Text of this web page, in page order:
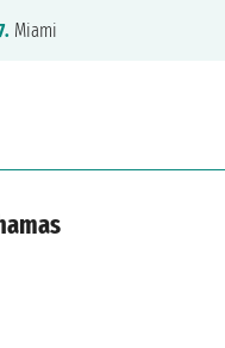
Miami